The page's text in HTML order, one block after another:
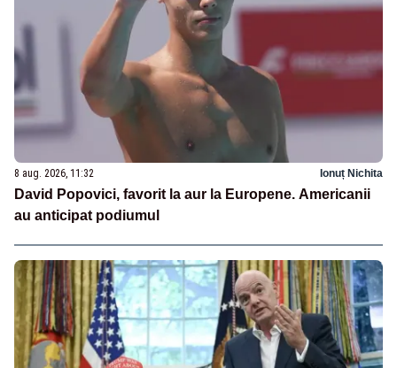
8 aug. 2026, 11:32 Ionuț Nichita
David Popovici, favorit la aur la Europene. Americanii
au anticipat podiumul